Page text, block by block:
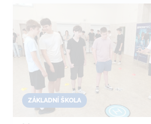
ZÁKLADNÍ ŠKOLA